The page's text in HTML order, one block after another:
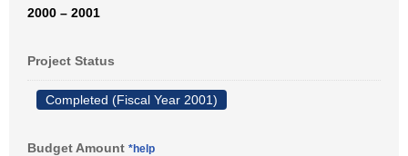
2000 – 2001
Project Status
Completed (Fiscal Year 2001)
Budget Amount *help